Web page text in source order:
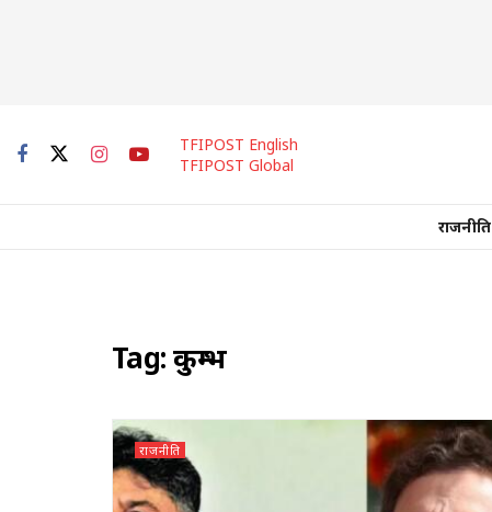
TFIPOST English
TFIPOST Global
राजनीति
Tag:कुम्भ
राजनीति